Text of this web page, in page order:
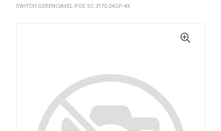
SWITCH GERENCIAVEL POE SC 3170-24GP-4X